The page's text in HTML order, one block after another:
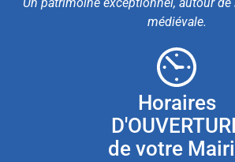
médiévale.
Horaires
de votre